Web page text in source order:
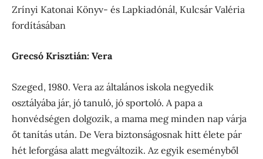
Zrínyi Katonai Könyv- és Lapkiadónál, Kulcsár Valéria
fordításában
Grecsó Krisztián: Vera
Szeged, 1980. Vera az általános iskola negyedik
osztályába jár, jó tanuló, jó sportoló. A papa a
honvédségen dolgozik, a mama meg minden nap várja
őt tanítás után. De Vera biztonságosnak hitt élete pár
hét leforgása alatt megváltozik. Az egyik eseményből